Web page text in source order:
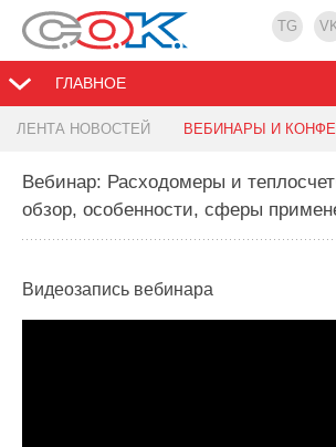
TG
ГЛАВНОЕ
ЛЕНТА НОВОСТЕЙ ВЕБИНАРЫ И
Вебинар: Расходомеры и
обзор, особенности, сферы
Видеозапись вебинара